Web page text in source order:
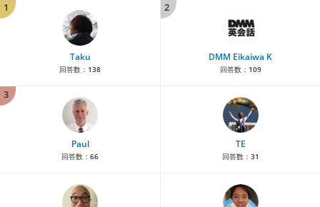
1
Taku
回答数： 138
2
DMM Eikaiwa K
回答数： 109
3
Paul
回答数： 66
TE
回答数： 31